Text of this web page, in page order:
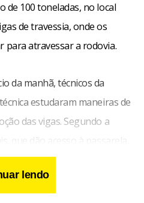
de 100 toneladas, no local
de travessia, onde os
para atravessar a rodovia.
da manhã, técnicos da
estudaram maneiras de
das vigas. Segundo a
que dão acesso à passarela,
lendo